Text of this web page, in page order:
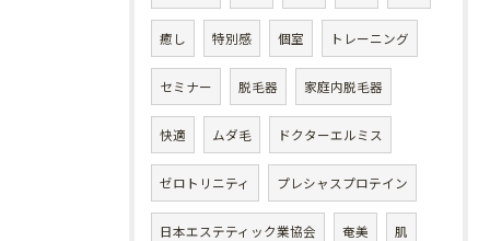
癒し 特別感 個室 トレーニング
セミナー 脱毛器 家庭内脱毛器
快適 ムダ毛 ドクターエルミス
ゼロトリニティ プレシャスプロテイン
日本エステティック業協会 奄美 肌